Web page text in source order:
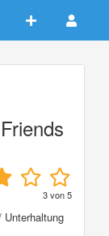
3von5